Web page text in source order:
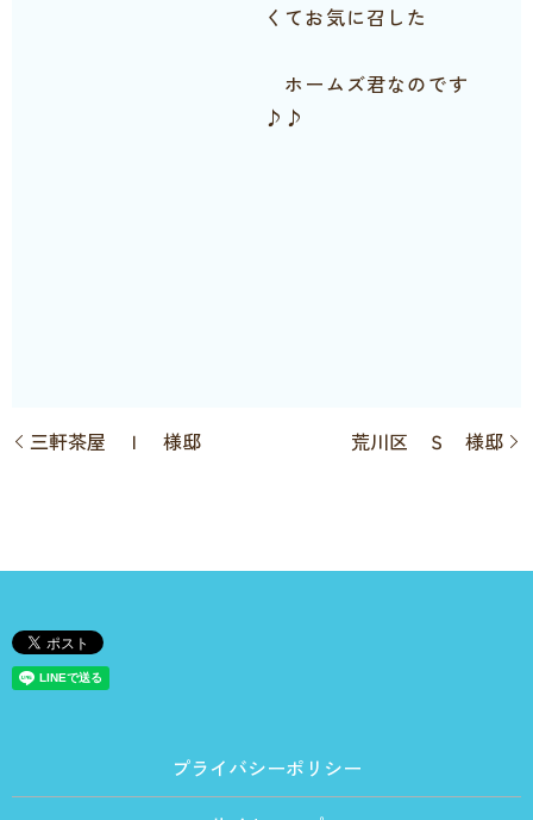
くてお気に召した
ホームズ君なのです
♪♪
三軒茶屋 Ｉ 様邸 荒川区 Ｓ 様邸
プライバシーポリシー